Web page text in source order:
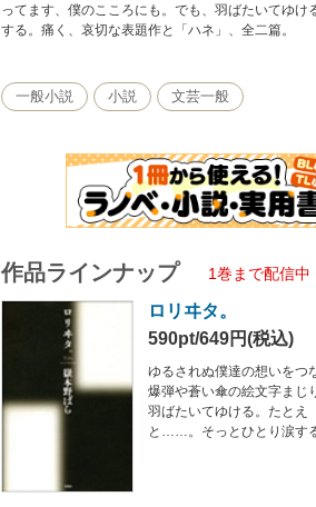
ってます、僕のこころにも。でも、羽ばたいてゆ
する。痛く、哀切な表題作と「ハネ」、全二篇。
一般小説 小説 文芸一般
作品ラインナップ 1巻まで配信中
ロリヰタ。
590pt/649円(税込)
ゆるされぬ僕達の想いをつ
爆弾や蒼い傘の絵文字まじ
羽ばたいてゆける。たとえ
と……。そっとひとり涙す